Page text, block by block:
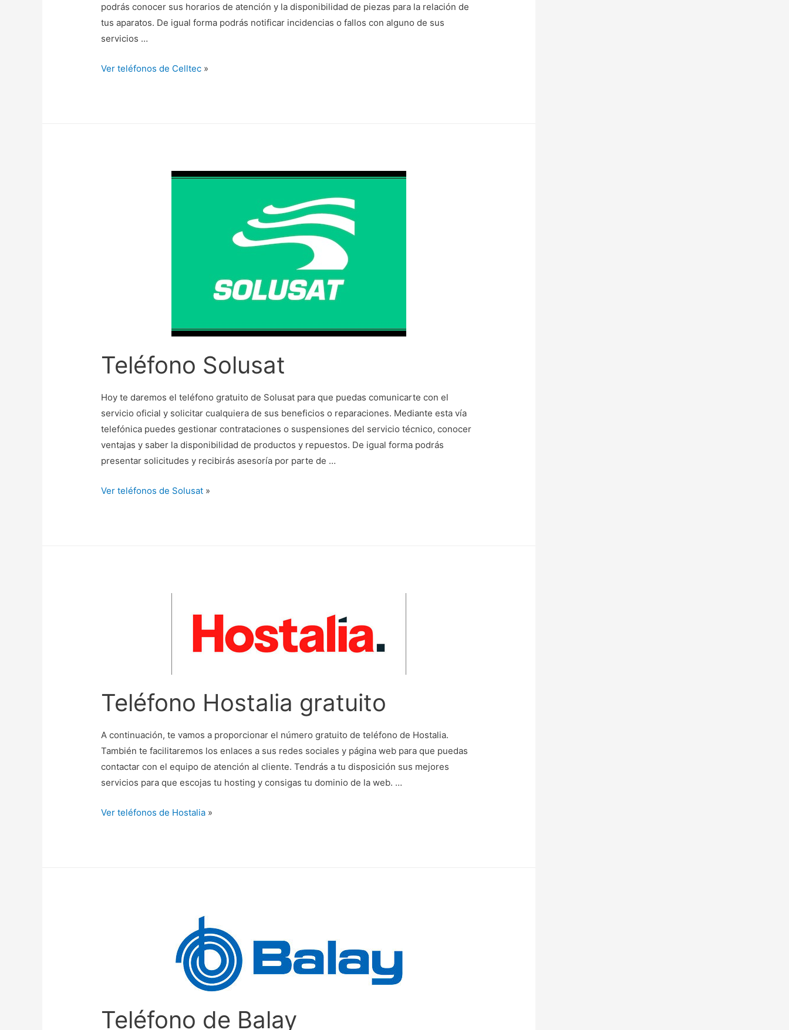
podrás conocer sus horarios de atención y la disponibilidad de piezas para la relación de
tus aparatos. De igual forma podrás notificar incidencias o fallos con alguno de sus
servicios …
Ver teléfonos de Celltec »
Teléfono Solusat
Hoy te daremos el teléfono gratuito de Solusat para que puedas comunicarte con el
servicio oficial y solicitar cualquiera de sus beneficios o reparaciones. Mediante esta vía
telefónica puedes gestionar contrataciones o suspensiones del servicio técnico, conocer
ventajas y saber la disponibilidad de productos y repuestos. De igual forma podrás
presentar solicitudes y recibirás asesoría por parte de …
Ver teléfonos de Solusat »
Teléfono Hostalia gratuito
A continuación, te vamos a proporcionar el número gratuito de teléfono de Hostalia.
También te facilitaremos los enlaces a sus redes sociales y página web para que puedas
contactar con el equipo de atención al cliente. Tendrás a tu disposición sus mejores
servicios para que escojas tu hosting y consigas tu dominio de la web. …
Ver teléfonos de Hostalia »
Teléfono de Balay